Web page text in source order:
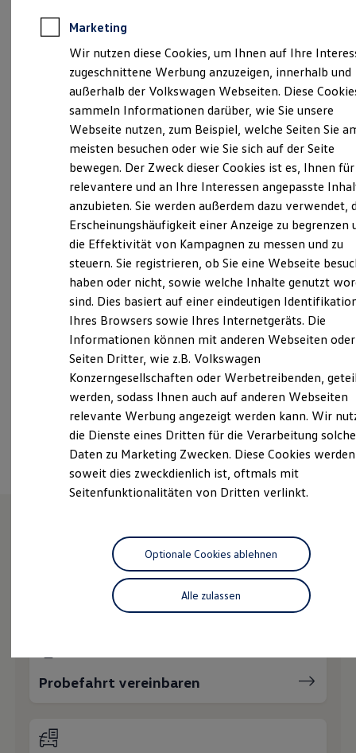
Elektroautos
ID. Tutorials
Elektrofahrzeugkonzepte
Reichweite
Reichweite der ID. Modelle
Reichweite im Winter
Laden
Laden unterwegs
Laden Zuhause
Ladestationen finden
Ladezeitensimulator
Batterie
Sicherheit
Garantie und Lebensdauer
Nachhaltigkeit
Technologie
Kosten und Kauf
Verbrauchskosten
Kaufoptionen
E-Auto-Förderung
Software und Konnektivität
ID. Software Versionen und Updates
Digitale Extras
Schnittstellen zu Ihrem ID.
Hybridautos
Marke und Erlebnis
Volkswagen R und R Experience
R-Modelle
Driving Experience
Volkswagen entdecken
Lifestyle Shop
T-Roc Kollektion
Golf Kollektion
ID. Kollektion
Volkswagen Kollektion
R-Kollektion
Besitzer und Service
Verantwortlich für die Inhalte auf dieser Seite ist die Siemon GmbH
Impressum & Rechtliches )
Osnabrücker Straße 301, 49479 Ibbenbüren
+49 5451 99100
Montag-Donnerstag 08:00-17:30 Uhr
Freitag
08:00- 16:00 Uhr
Samstag
Geschlossen
Sonntag
Geschlossen
Ansprechpartner
Wie können wir
Ihnen weiterhelfen?
Probefahrt vereinbaren
Marketing
Wir nutzen diese Cookies, um Ihnen auf Ihre
zugeschnittene Werbung anzuzeigen, innerhalb und
außerhalb der Volkswagen Webseiten. Diese
sammeln Informationen darüber, wie Sie unsere
Webseite nutzen, zum Beispiel, welche Seiten Sie
meisten besuchen oder wie Sie sich auf der Seite
bewegen. Der Zweck dieser Cookies ist es, Ihnen für
relevantere und an Ihre Interessen angepasste
anzubieten. Sie werden außerdem dazu verwendet,
Erscheinungshäufigkeit einer Anzeige zu begrenzen
die Effektivität von Kampagnen zu messen und zu
steuern. Sie registrieren, ob Sie eine Webseite
haben oder nicht, sowie welche Inhalte genutzt
sind. Dies basiert auf einer eindeutigen
Ihres Browsers sowie Ihres Internetgeräts. Die
Informationen können mit anderen Webseiten oder
Seiten Dritter, wie z.B. Volkswagen
Konzerngesellschaften oder Werbetreibenden,
werden, sodass Ihnen auch auf anderen Webseiten
relevante Werbung angezeigt werden kann. Wir
die Dienste eines Dritten für die Verarbeitung
Daten zu Marketing Zwecken. Diese Cookies
soweit dies zweckdienlich ist, oftmals mit
Seitenfunktionalitäten von Dritten verlinkt.
Alle zulassen
Optionale Cookies ablehnen